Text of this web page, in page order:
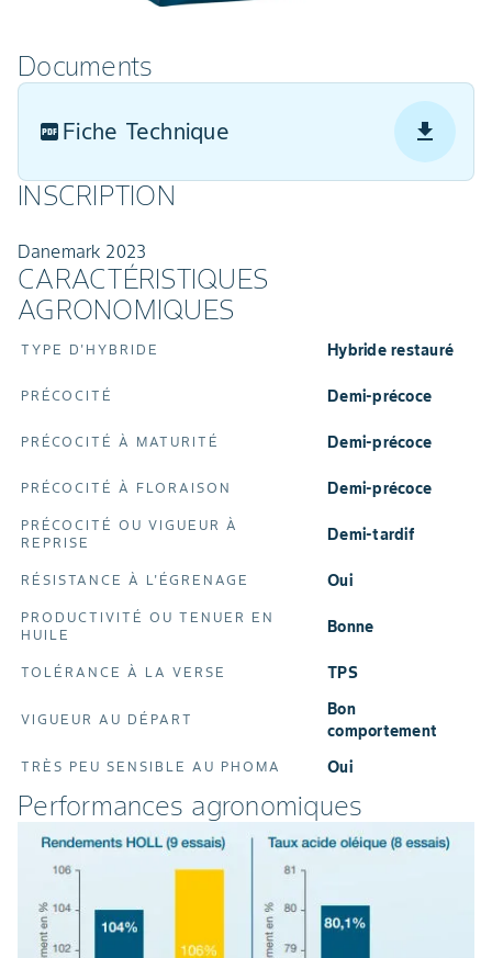
Documents
Fiche Technique
INSCRIPTION
Danemark 2023
CARACTÉRISTIQUES
AGRONOMIQUES
TYPE D'HYBRIDE Hybride restauré
PRÉCOCITÉ Demi-précoce
PRÉCOCITÉ À MATURITÉ Demi-précoce
PRÉCOCITÉ À FLORAISON Demi-précoce
PRÉCOCITÉ OU VIGUEUR À
REPRISE
Demi-tardif
RÉSISTANCE À L'ÉGRENAGE oui
PRODUCTIVITÉ OU TENUER EN
HUILE
Bonne
TOLÉRANCE À LA VERSE TPS
VIGUEUR AU DÉPART
Bon
comportement
TRÈS PEU SENSIBLE AU PHOMA oui
Performances agronomiques